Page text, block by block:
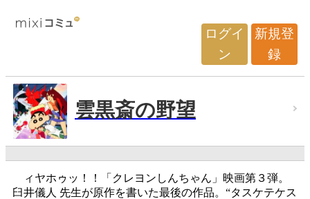
ログイ
ン
新規登
録
雲黒斎の野望
ィヤホゥッ！！「クレヨンしんちゃん」映画第３弾。
臼井儀人 先生が原作を書いた最後の作品。“タスケテケス